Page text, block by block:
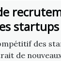
startups
des
de